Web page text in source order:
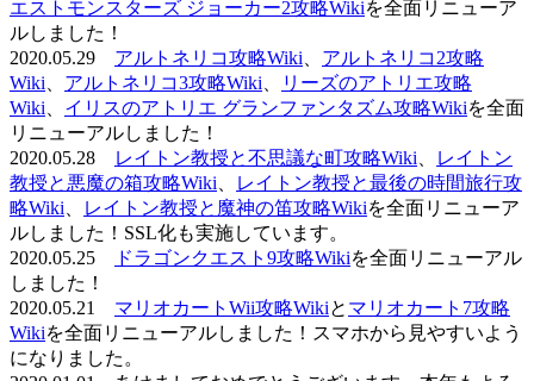
エストモンスターズ ジョーカー2攻略Wikiを全面リニューア
ルしました！
2020.05.29 アルトネリコ攻略Wiki
アルトネリコ2攻略
Wiki
アルトネリコ3攻略Wiki
リーズのアトリエ攻略
Wiki
イリスのアトリエ グランファンタズム攻略Wikiを全面
リニューアルしました！
2020.05.28
レイトン教授と不思議な町攻略Wiki
レイトン
教授と悪魔の箱攻略Wiki
レイトン教授と最後の時間旅行攻
略Wiki
レイトン教授と魔神の笛攻略Wikiを全面リニューア
ルしました！SSL化も実施しています。
2020.05.25
ドラゴンクエスト9攻略Wikiを全面リニューアル
しました！
2020.05.21 マリオカートWii攻略Wikiと マリオカート7攻略
Wikiを全面リニューアルしました！スマホから見やすいよう
になりました。